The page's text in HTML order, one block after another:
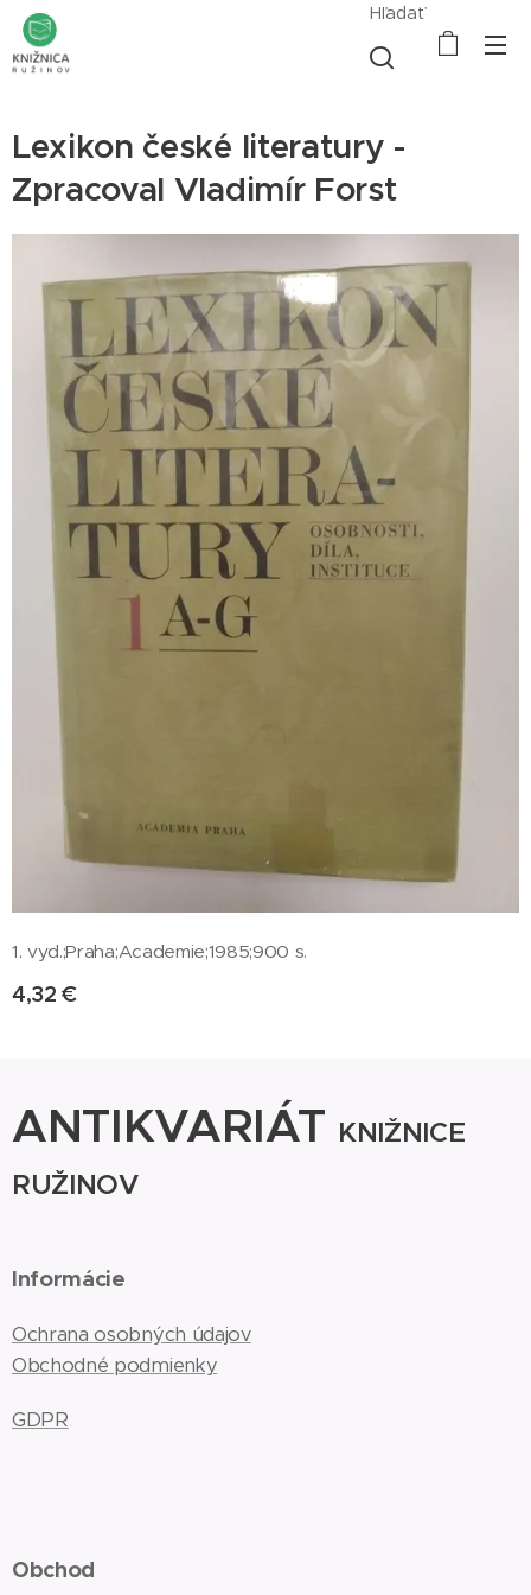
Hľadať
Lexikon české literatury -
Zpracoval Vladimír Forst
1. vyd.;Praha;Academie;1985;900 s.
4,32 €
ANTIKVARIÁT KNIŽNICE
RUŽINOV
Informácie
Ochrana osobných údajov
Obchodné podmienky
GDPR
Obchod